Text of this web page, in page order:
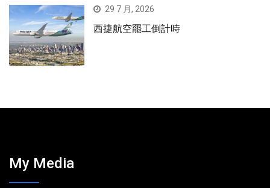
29 7 月, 2026
西捷航空罷工倒計時
My Media